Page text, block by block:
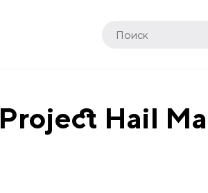
Project Hail